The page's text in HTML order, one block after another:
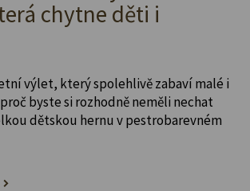
chytne děti i
výlet, který spolehlivě zabaví malé i
byste si rozhodně neměli nechat
dětskou hernu v pestrobarevném